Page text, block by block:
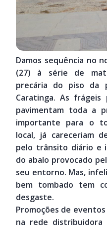
Damos sequência no
(27) à série de
precária do piso da
Caratinga. As frágeis
pavimentam toda a
importante para o
local, já careceriam
pelo trânsito diário e
do abalo provocado
seu entorno. Mas,
bem tombado tem
desgaste.
Promoções de
na rede distribuidora